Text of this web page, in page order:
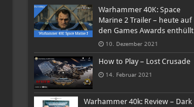
Warhammer 40K: Space
Marine 2 Trailer – heute auf
den Games Awards enthüllt
10. Dezember 2021
How to Play – Lost Crusade
14. Februar 2021
Warhammer 40k: Review – Dark